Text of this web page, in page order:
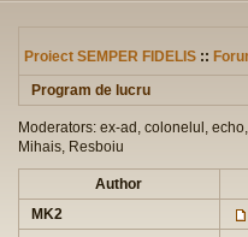
Proiect SEMPER FIDELIS ::
Program de lucru
Moderators: ex-ad, colonelul,
Mihais, Resboiu
Author
MK2